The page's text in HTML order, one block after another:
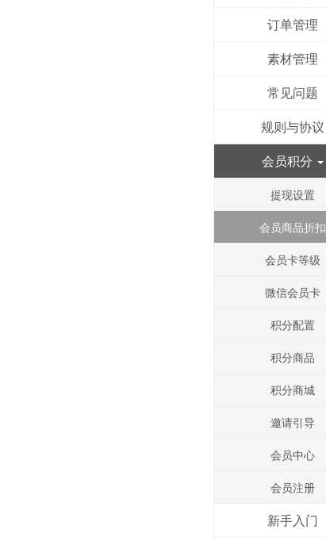
订单管理
素材管理
常见问题
规则与协议
会员积分
提现设置
会员商品折扣
会员卡等级
微信会员卡
积分配置
积分商品
积分商城
邀请引导
会员中心
会员注册
新手入门